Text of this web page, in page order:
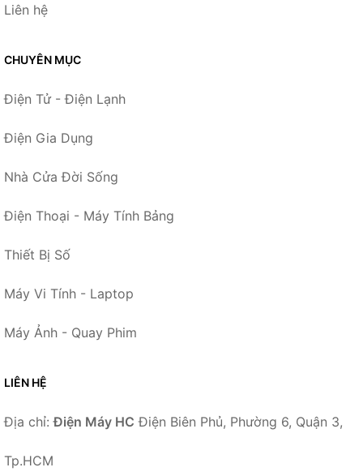
Liên hệ
CHUYÊN MỤC
Điện Tử - Điện Lạnh
Điện Gia Dụng
Nhà Cửa Đời Sống
Điện Thoại - Máy Tính Bảng
Thiết Bị Số
Máy Vi Tính - Laptop
Máy Ảnh - Quay Phim
LIÊN HỆ
Địa chỉ:Điện Máy HC Điện Biên Phủ, Phường 6, Quận 3,
Tp.HCM